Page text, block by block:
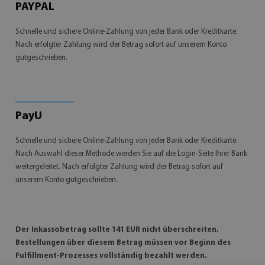
PAYPAL
Schnelle und sichere Online-Zahlung von jeder Bank oder Kreditkarte.
Nach erfolgter Zahlung wird der Betrag sofort auf unserem Konto
gutgeschrieben.
PayU
Schnelle und sichere Online-Zahlung von jeder Bank oder Kreditkarte.
Nach Auswahl dieser Methode werden Sie auf die Login-Seite Ihrer Bank
weitergeleitet. Nach erfolgter Zahlung wird der Betrag sofort auf
unserem Konto gutgeschrieben.
Der Inkassobetrag sollte 141 EUR nicht überschreiten.
Bestellungen über diesem Betrag müssen vor Beginn des
Fulfillment-Prozesses vollständig bezahlt werden.